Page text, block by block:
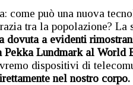
come può una nuova
tra la popolazione? La
dovuta a evidenti
Lundmark al World
dispositivi di
nel nostro corpo.